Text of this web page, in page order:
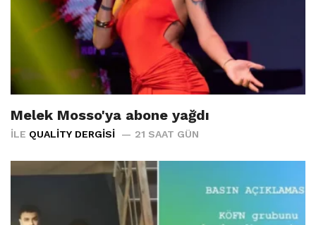
Melek Mosso'ya abone yağdı
İLE QUALITY DERGISI 21 SAAT GÜN